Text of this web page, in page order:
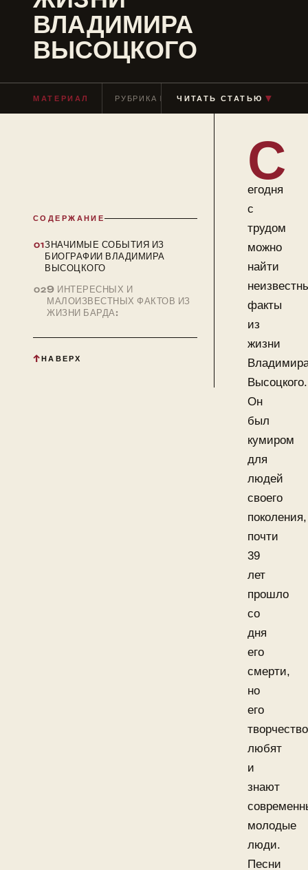
ВЛАДИМИРА
ВЫСОЦКОГО
МАТЕРИАЛ РУБРИКАМУЗЫКАНТЫ ЧТЕНИЕ
ЧИТАТЬ СТАТЬЮ ▼
СОДЕРЖАНИЕ
ЗНАЧИМЫЕ СОБЫТИЯ ИЗ
БИОГРАФИИ ВЛАДИМИРА
ВЫСОЦКОГО
9 ИНТЕРЕСНЫХ И
МАЛОИЗВЕСТНЫХ ФАКТОВ ИЗ
ЖИЗНИ БАРДА:
НАВЕРХ
С
егодня
с
трудом
можно
найти
факты
из
жизни
Высоцкого.
Он
был
кумиром
для
людей
своего
поколения,
почти
39
лет
прошло
со
дня
его
смерти,
но
его
творчество
любят
и
знают
молодые
люди.
Песни